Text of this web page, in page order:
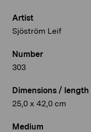
Artist
Sjöström Leif
Number
303
Dimensions / length
25,0 x 42,0 cm
Medium